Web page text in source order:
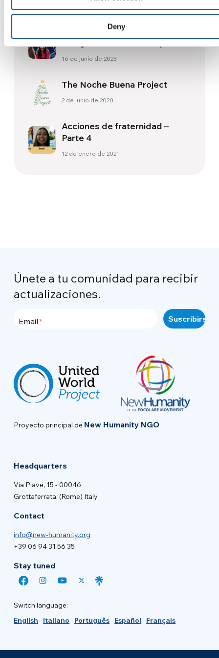
Deny
SPARKS (el podcast): historias
de agentes de cambio que
caminan entre nosotros
16 de junio de 2023
The Noche Buena Project
2 de junio de 2020
Acciones de fraternidad –
Parte 4
12 de enero de 2021
Únete a tu comunidad para recibir
actualizaciones.
Email
Proyecto principal de New Humanity NGO
Headquarters
Via Piave, 15 - 00046
Grottaferrata, (Rome) Italy
Contact
info@new-humanity.org
+39 06 94 31 56 35
Stay tuned
Switch language:
English
Italiano Português Español Français